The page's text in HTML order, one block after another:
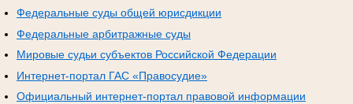
Федеральные суды общей юрисдикции
Федеральные арбитражные суды
Мировые судьи субъектов Российской Федерации
Интернет-портал ГАС «Правосудие»
Официальный интернет-портал правовой информации